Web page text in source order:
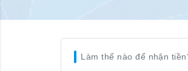
Làm thế nào để nhận